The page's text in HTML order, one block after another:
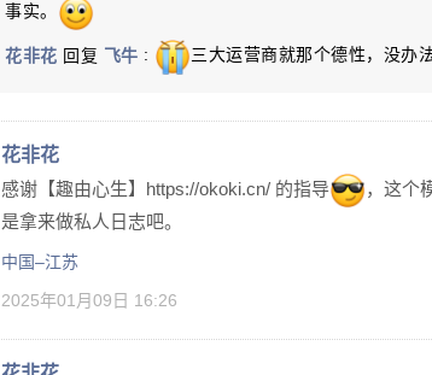
事实。
花非花 回复 飞牛 : 三大运营商就那个德性，没办
花非花
感谢【趣由心生】https://okoki.cn/ 的指导
，这个
是拿来做私人日志吧。
中国–江苏
2025年01月09日 16:26